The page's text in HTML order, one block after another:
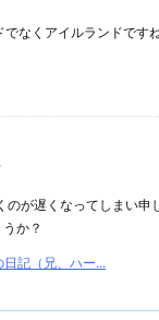
なくアイルランドです
のが遅くなってしまい申
か？
記（兄、ハー...